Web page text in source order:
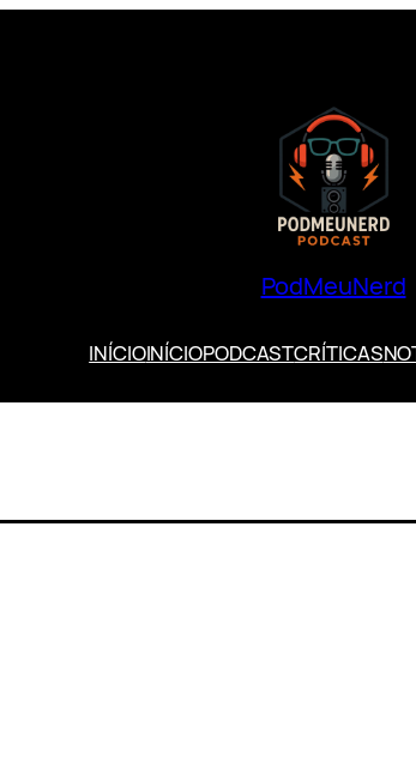
PodMeuNerd
INÍCIOINÍCIOPODCASTCRÍTICAS